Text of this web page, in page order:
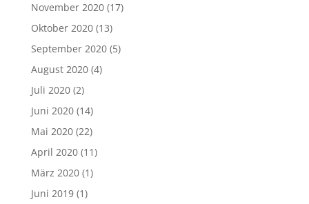
November 2020(17)
Oktober 2020(13)
September 2020(5)
August 2020(4)
Juli 2020(2)
Juni 2020(14)
Mai 2020(22)
April 2020(11)
März 2020(1)
Juni 2019(1)